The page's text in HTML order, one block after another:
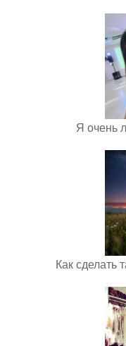
Я очень
Как сделать